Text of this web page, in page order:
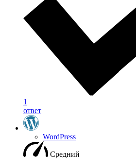
1
ответ
WordPress
Средний